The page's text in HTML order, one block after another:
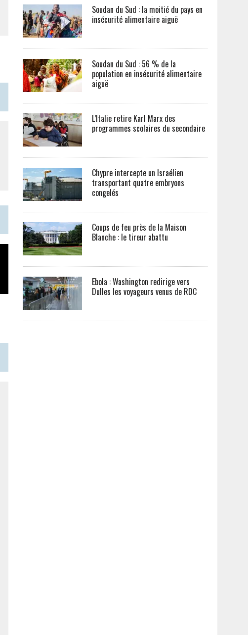
Soudan du Sud : la moitié du pays en
insécurité alimentaire aiguë
Soudan du Sud : 56 % de la
population en insécurité alimentaire
aiguë
L’Italie retire Karl Marx des
programmes scolaires du secondaire
Chypre intercepte un Israélien
transportant quatre embryons
congelés
Coups de feu près de la Maison
Blanche : le tireur abattu
Ebola : Washington redirige vers
Dulles les voyageurs venus de RDC